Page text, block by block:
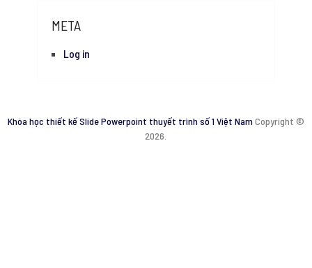
META
Log in
Khóa học thiết kế Slide Powerpoint thuyết trình số 1 Việt Nam Copyright ©
2026.